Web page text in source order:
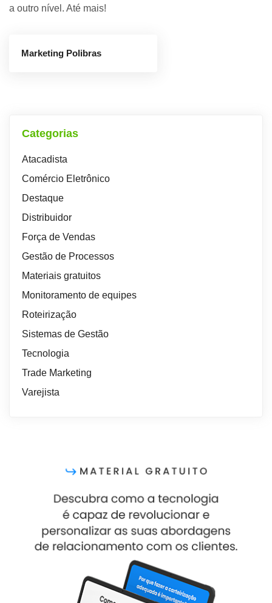
a outro nível. Até mais!
Marketing Polibras
Categorias
Atacadista
Comércio Eletrônico
Destaque
Distribuidor
Força de Vendas
Gestão de Processos
Materiais gratuitos
Monitoramento de equipes
Roteirização
Sistemas de Gestão
Tecnologia
Trade Marketing
Varejista